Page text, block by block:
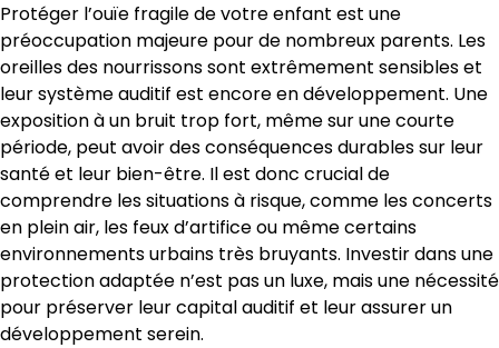
Protéger l’ouïe fragile de votre enfant est une
préoccupation majeure pour de nombreux parents. Les
oreilles des nourrissons sont extrêmement sensibles et
leur système auditif est encore en développement. Une
exposition à un bruit trop fort, même sur une courte
période, peut avoir des conséquences durables sur leur
santé et leur bien-être. Il est donc crucial de
comprendre les situations à risque, comme les concerts
en plein air, les feux d’artifice ou même certains
environnements urbains très bruyants. Investir dans une
protection adaptée n’est pas un luxe, mais une nécessité
pour préserver leur capital auditif et leur assurer un
développement serein.